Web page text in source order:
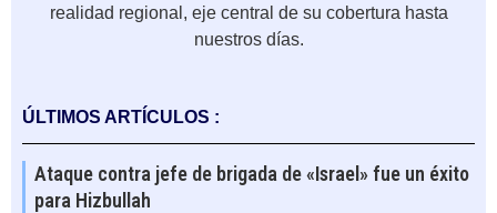
realidad regional, eje central de su cobertura hasta
nuestros días.
ÚLTIMOS ARTÍCULOS :
Ataque contra jefe de brigada de «Israel» fue un éxito
para Hizbullah